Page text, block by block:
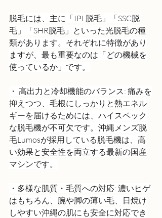
脱毛には、主に「IPL脱毛」「SSC脱
毛」「SHR脱毛」といった光脱毛の種
類があります。それぞれに特徴があり
ますが、最も重要なのは「どの機械を
使っているか」です。
・ 高出力と冷却機能のバランス: 痛みを
抑えつつ、毛根にしっかりと熱エネル
ギーを届けるためには、ハイスペック
な脱毛機が不可欠です。沖縄メンズ脱
毛Lumosが採用している脱毛機は、高
い効果と安全性を両立する最新の国産
マシンです。
・多様な肌質・毛質への対応: 濃いヒゲ
はもちろん、腕や脚の薄い毛、日焼け
しやすい沖縄の肌にも安全に対応でき